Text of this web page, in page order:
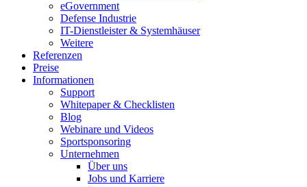
eGovernment
Defense Industrie
IT-Dienstleister & Systemhäuser
Weitere
Referenzen
Preise
Informationen
Support
Whitepaper & Checklisten
Blog
Webinare und Videos
Sportsponsoring
Unternehmen
Über uns
Jobs und Karriere